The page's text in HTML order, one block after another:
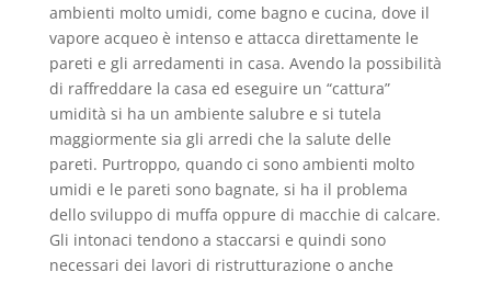
ambienti molto umidi, come bagno e cucina, dove il
vapore acqueo è intenso e attacca direttamente le
pareti e gli arredamenti in casa. Avendo la possibilità
di raffreddare la casa ed eseguire un “cattura”
umidità si ha un ambiente salubre e si tutela
maggiormente sia gli arredi che la salute delle
pareti. Purtroppo, quando ci sono ambienti molto
umidi e le pareti sono bagnate, si ha il problema
dello sviluppo di muffa oppure di macchie di calcare.
Gli intonaci tendono a staccarsi e quindi sono
necessari dei lavori di ristrutturazione o anche